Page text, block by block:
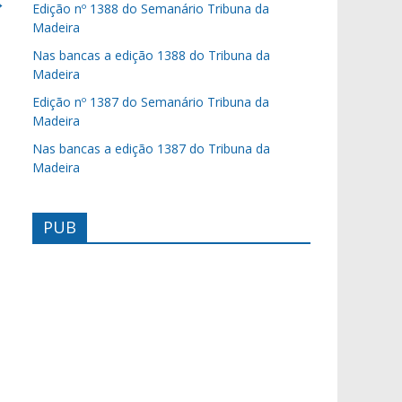
Edição nº 1388 do Semanário Tribuna da
Madeira
Nas bancas a edição 1388 do Tribuna da
Madeira
Edição nº 1387 do Semanário Tribuna da
Madeira
Nas bancas a edição 1387 do Tribuna da
Madeira
PUB